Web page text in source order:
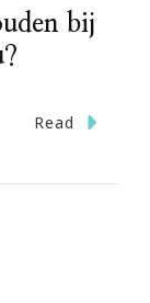
bij
Read